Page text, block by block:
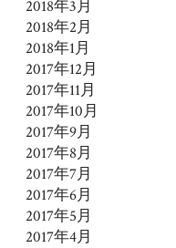
2018年3月
2018年2月
2018年1月
2017年12月
2017年11月
2017年10月
2017年9月
2017年8月
2017年7月
2017年6月
2017年5月
2017年4月